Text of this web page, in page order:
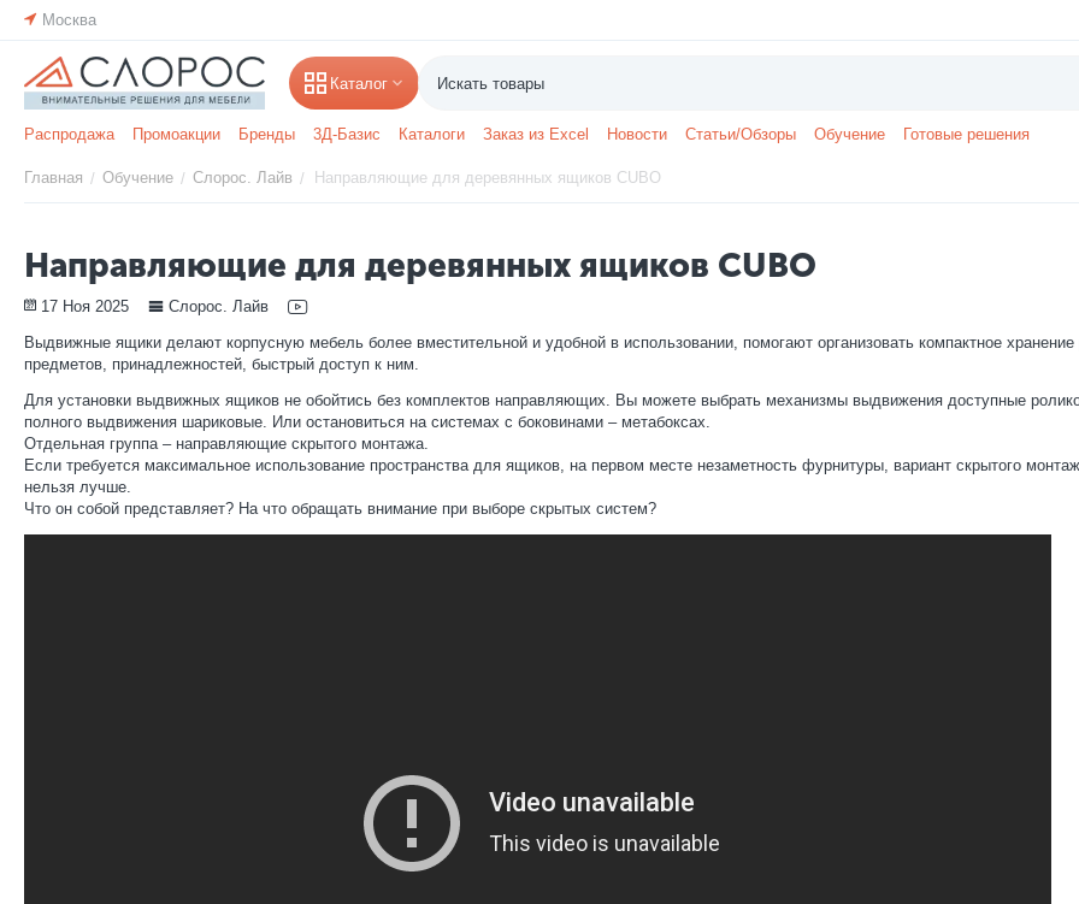
Москва
Каталог
Распродажа Промоакции Бренды 3Д-Базис Каталоги Заказ из Excel Новости Статьи/Обзоры Обучение Готовые решения
Главная / Обучение / Слорос. Лайв / Направляющие для деревянных ящиков CUBO
Направляющие для деревянных ящиков CUBO
17 Ноя 2025
Слорос. Лайв
Выдвижные ящики делают корпусную мебель более вместительной и удобной в использовании, помогают организовать компактное хранение
предметов, принадлежностей, быстрый доступ к ним.
Для установки выдвижных ящиков не обойтись без комплектов направляющих. Вы можете выбрать механизмы выдвижения доступные
полного выдвижения шариковые. Или остановиться на системах с боковинами – метабоксах.
Отдельная группа – направляющие скрытого монтажа.
Если требуется максимальное использование пространства для ящиков, на первом месте незаметность фурнитуры, вариант скрытого
нельзя лучше.
Что он собой представляет? На что обращать внимание при выборе скрытых систем?